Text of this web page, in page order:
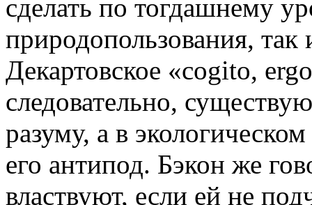
сделать по тогдашнему
природопользования,
Декартовское «cogito,
следовательно,
разуму, а в
его антипод. Бэкон же
властвуют, если ей не